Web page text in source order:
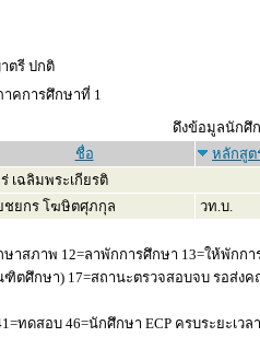
ตรี ปกติ
าคการศึกษาที่ 1
ดึงข้อมูลนักศึ
ชื่อ หลักสูต
เฉลิมพระเกียรติ
ชยกร โฆษิตศุภกุล วท.บ.
ษาสภาพ 12=ลาพักการศึกษา 13=ให้พัก
ตศึกษา) 17=สถานะตรวจสอบจบ รอส่ง
ทดสอบ 46=นักศึกษา ECP ครบระยะเ